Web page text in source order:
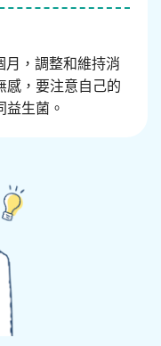
月，調整和維持消
感，要注意自己的
益生菌。